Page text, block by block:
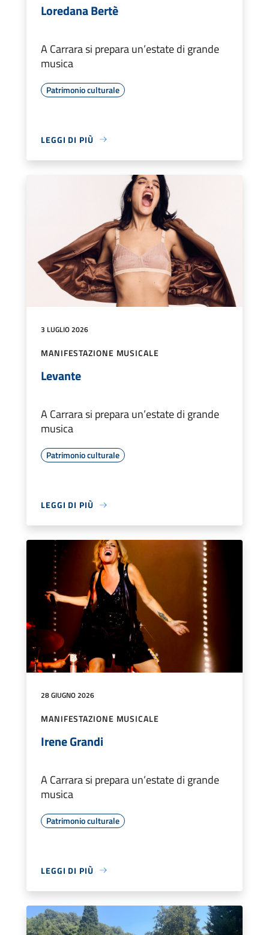
Loredana Bertè
A Carrara si prepara un’estate di grande
musica
Patrimonio culturale
LEGGI DI PIÙ
3 LUGLIO 2026
MANIFESTAZIONE MUSICALE
Levante
A Carrara si prepara un’estate di grande
musica
Patrimonio culturale
LEGGI DI PIÙ
28 GIUGNO 2026
MANIFESTAZIONE MUSICALE
Irene Grandi
A Carrara si prepara un’estate di grande
musica
Patrimonio culturale
LEGGI DI PIÙ